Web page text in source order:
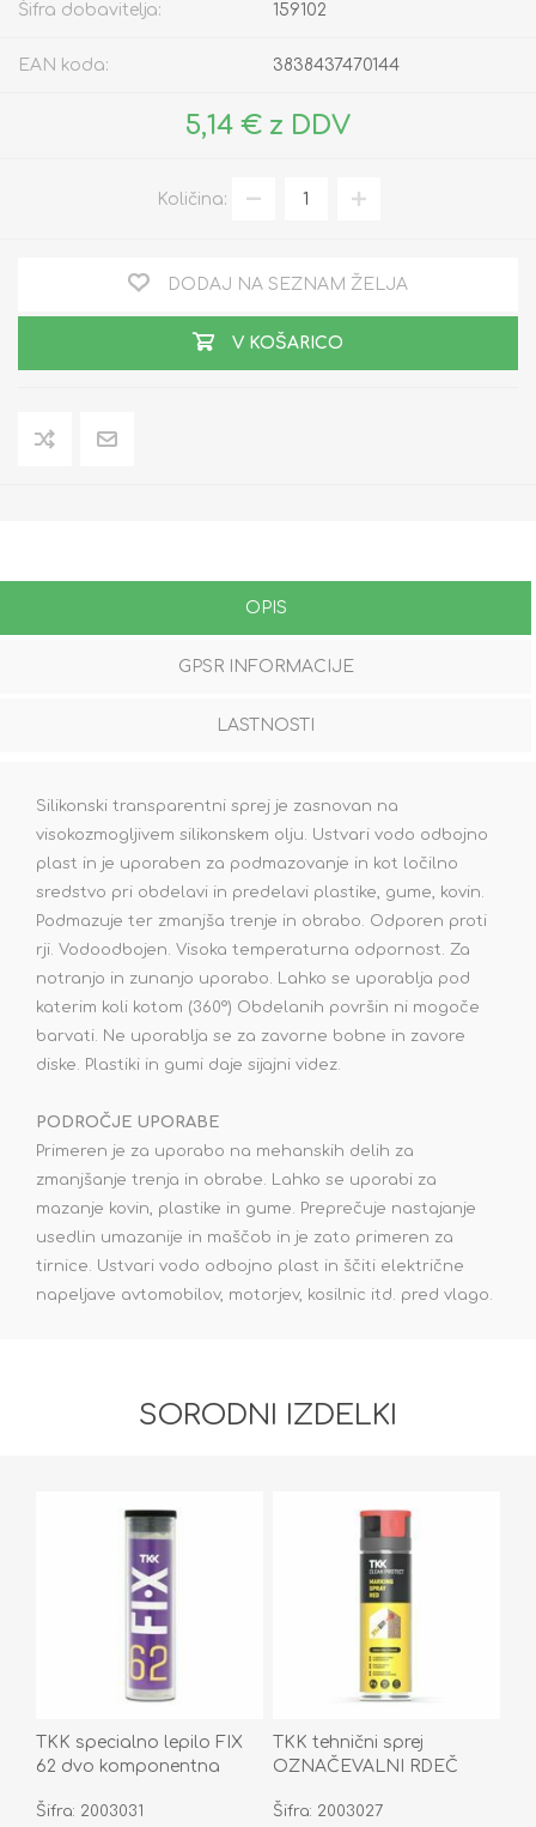
Šifra dobavitelja: 159102
EAN koda: 3838437470144
5,14 € z DDV
Količina:
DODAJ NA SEZNAM ŽELJA
V KOŠARICO
OPIS
GPSR INFORMACIJE
LASTNOSTI
Silikonski transparentni sprej je zasnovan na
visokozmogljivem silikonskem olju. Ustvari vodo odbojno
plast in je uporaben za podmazovanje in kot ločilno
sredstvo pri obdelavi in predelavi plastike, gume, kovin.
Podmazuje ter zmanjša trenje in obrabo. Odporen proti
rji. Vodoodbojen. Visoka temperaturna odpornost. Za
notranjo in zunanjo uporabo. Lahko se uporablja pod
katerim koli kotom (360°) Obdelanih površin ni mogoče
barvati. Ne uporablja se za zavorne bobne in zavore
diske. Plastiki in gumi daje sijajni videz.
PODROČJE UPORABE
Primeren je za uporabo na mehanskih delih za
zmanjšanje trenja in obrabe. Lahko se uporabi za
mazanje kovin, plastike in gume. Preprečuje nastajanje
usedlin umazanije in maščob in je zato primeren za
tirnice. Ustvari vodo odbojno plast in ščiti električne
napeljave avtomobilov, motorjev, kosilnic itd. pred vlago.
SORODNI IZDELKI
TKK specialno lepilo FIX
62 dvo komponentna
57g
Šifra: 2003031
TKK tehnični sprej
OZNAČEVALNI RDEČ
Šifra: 2003027